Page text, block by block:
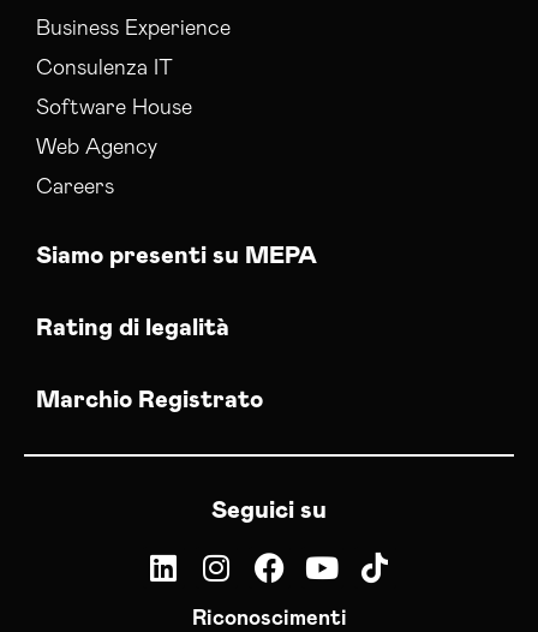
Business Experience
Consulenza IT
Software House
Web Agency
Careers
Siamo presenti su MEPA
Rating di legalità
Marchio Registrato
Seguici su
Riconoscimenti